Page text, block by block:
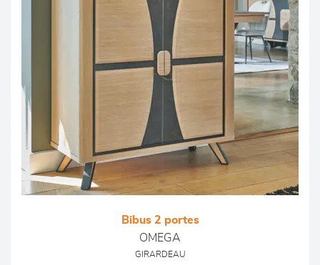
Bibus 2 portes
OMEGA
GIRARDEAU